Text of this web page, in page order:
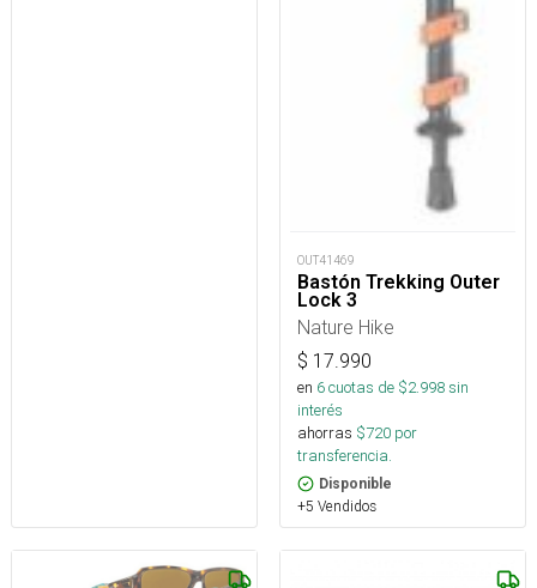
OUT41469
Bastón Trekking Outer
Lock 3
Nature Hike
$ 17.990
en 6cuotas de $2.998sin
interés
ahorras $720 por
transferencia.
Disponible
+5 Vendidos